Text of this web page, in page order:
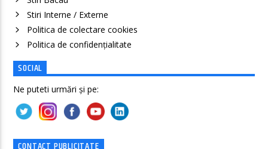
Stiri Interne / Externe
Politica de colectare cookies
Politica de confidenţialitate
SOCIAL
Ne puteti urmări și pe: